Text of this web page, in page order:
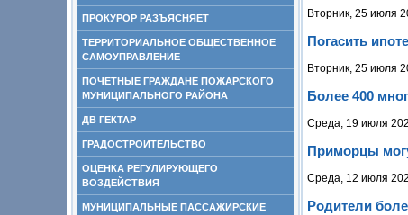
ПРОКУРОР РАЗЪЯСНЯЕТ
ТЕРРИТОРИАЛЬНОЕ ОБЩЕСТВЕННОЕ
САМОУПРАВЛЕНИЕ
ПОЧЕТНЫЕ ГРАЖДАНЕ ПОЖАРСКОГО
МУНИЦИПАЛЬНОГО РАЙОНА
ДВ ГЕКТАР
ГРАДОСТРОИТЕЛЬСТВО
ОЦЕНКА РЕГУЛИРУЮЩЕГО
ВОЗДЕЙСТВИЯ
МУНИЦИПАЛЬНЫЕ ПАССАЖИРСКИЕ
Вторник, 25 июля
Погасить
Вторник, 25 июля
Более 400
Среда, 19 июля
Приморцы
Среда, 12 июля
Родители